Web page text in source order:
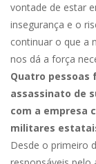
vontade de estar
insegurança e o
continuar o que a
nos dá a força
Quatro pessoas
assassinato de
com a empresa
militares
Desde o primeiro